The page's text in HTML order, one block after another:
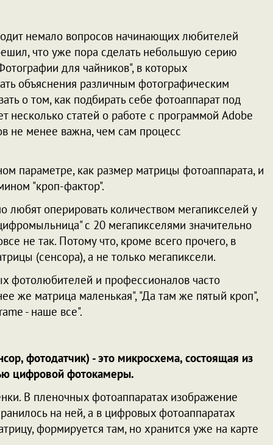
немало вопросов начинающих любителей
что уже пора сделать небольшую серию
для чайников", в которых
объяснения различным фотографическим
о том, как подбирать себе фотоаппарат под
несколько статей о работе с программой Adobe
не менее важна, чем сам процесс
параметре, как размер матрицы фотоаппарата, и
"кроп-фактор".
оперировать количеством мегапикселей у
с 20 мегапикселями значительно
не так. Потому что, кроме всего прочего, в
(сенсора), а не только мегапиксели.
фотолюбителей и профессионалов часто
же матрица маленькая", "Да там же пятый кроп",
- наше все".
фотодатчик) - это микросхема, состоящая из
цифровой фотокамеры.
В пленочных фотоаппаратах изображение
на ней, а в цифровых фотоаппаратах
формируется там, но хранится уже на карте